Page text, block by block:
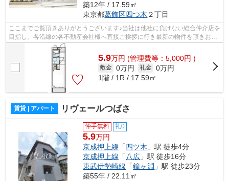
築12年 / 17.59㎡
東京都葛飾区四つ木 ２丁目
ここまでご覧頂きありがとうございます♪当社は他社に負けない総合仲介店を
目指し、各沿線の各不動産会社様へ直接ご挨拶に行き最新の物件を頂きお客
様へ提供しております！最新の情報は...
5.9万円 (管理費等：5,000円 )
敷金 0万円 礼金 0万円
1階 / 1R / 17.59㎡
賃貸 | アパート リヴェールつばさ
仲手無料 礼0
5.9万円
京成押上線 「四ツ木 」駅 徒歩4分
京成押上線 「 八広 」駅 徒歩16分
東武伊勢崎線 「鐘ヶ淵 」駅 徒歩23分
築55年 / 22.11㎡